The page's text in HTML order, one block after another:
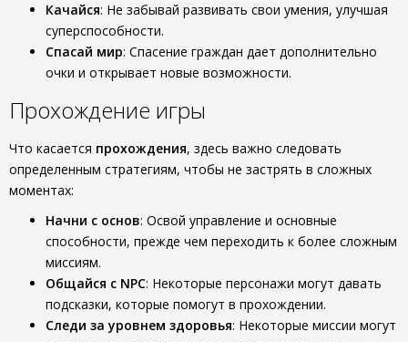
Качайся: Не забывай развивать свои умения, улучшая
суперспособности.
Спасай мир: Спасение граждан дает дополнительно
очки и открывает новые возможности.
Прохождение игры
Что касается прохождения, здесь важно следовать
определенным стратегиям, чтобы не застрять в сложных
моментах:
Начни с основ: Освой управление и основные
способности, прежде чем переходить к более сложным
миссиям.
Общайся с NPC: Некоторые персонажи могут давать
подсказки, которые помогут в прохождении.
Следи за уровнем здоровья: Некоторые миссии могут